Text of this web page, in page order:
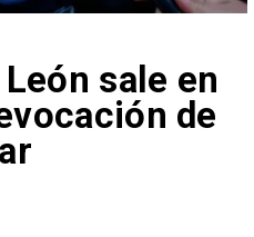
sale en
de